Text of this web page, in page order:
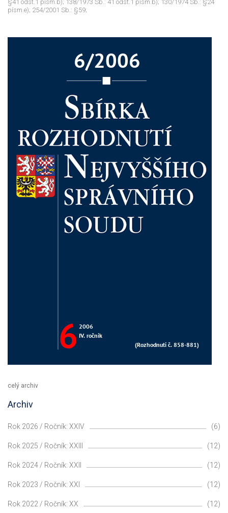
§41 odst.1 písm.b); 138/1973 Sb.: 41 odst.1 písm.b); 130/1974 Sb.: §24
písm.e); 254/2001 Sb.: §59;
celý archiv
Archiv
Rok 2026 / Ročník: XXIV (6)
Rok 2025 / Ročník: XXIII (12)
Rok 2024 / Ročník: XXII (12)
Rok 2023 / Ročník: XXI (12)
Rok 2022 / Ročník: XX (12)